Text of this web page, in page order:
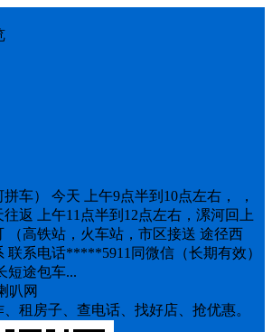
车） 今天 上午9点半到10点左右， ，
往返 上午11点半到12点左右，漯河回上
（高铁站，火车站，市区接送 途径西
联系电话*****5911同微信（长期有效）
短途包车...
叭网
租房子、查电话、找好店、抢优惠。